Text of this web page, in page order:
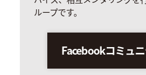
ループです。
Facebookコミュ